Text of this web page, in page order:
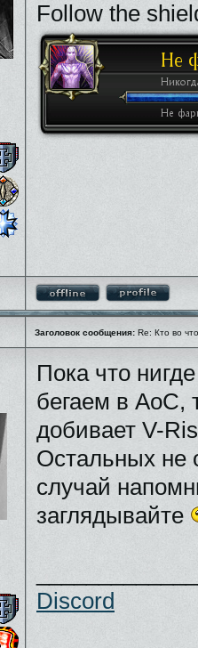
Follow the
Заголовок сообщения: Re: Кто во
Пока что
бегаем в AoC,
добивает V-
Остальных не
случай
заглядывайте
Discord